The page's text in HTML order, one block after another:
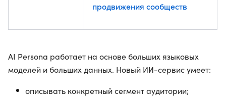
продвижения сообществ
AI Persona работает на основе больших языковых
моделей и больших данных. Новый ИИ-сервис умеет:
описывать конкретный сегмент аудитории;